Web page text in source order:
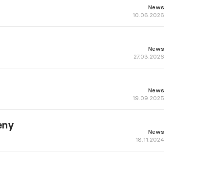
News
10.06.2026
News
27.03.2026
News
19.09.2025
News
18.11.2024